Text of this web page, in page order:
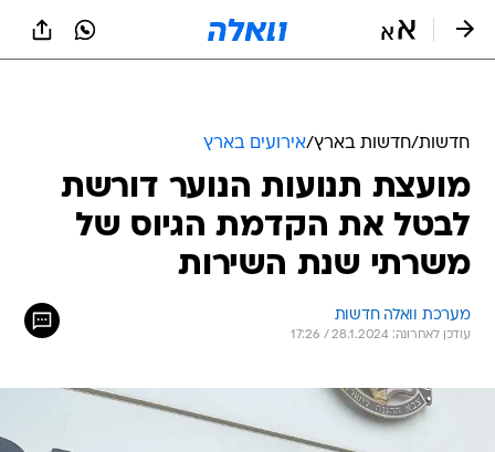
חדשות/חדשות בארץ/אירועים בארץ
מועצת תנועות הנוער דורשת
לבטל את הקדמת הגיוס של
משרתי שנת השירות
מערכת וואלה חדשות
עודכן לאחרונה: 28.1.2024 / 17:26